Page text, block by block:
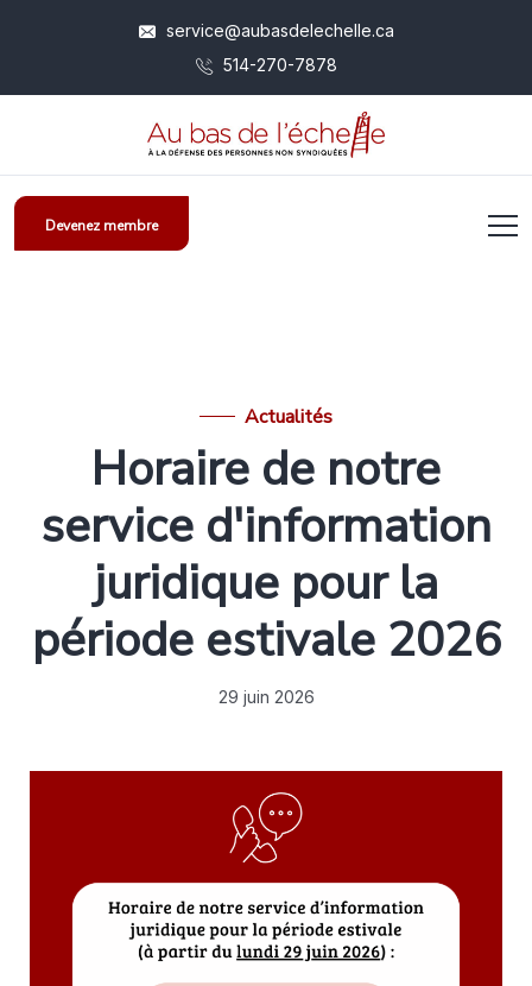
service@aubasdelechelle.ca
514-270-7878
Devenez membre
Actualités
Horaire de notre
service d'information
juridique pour la
période estivale 2026
29 juin 2026